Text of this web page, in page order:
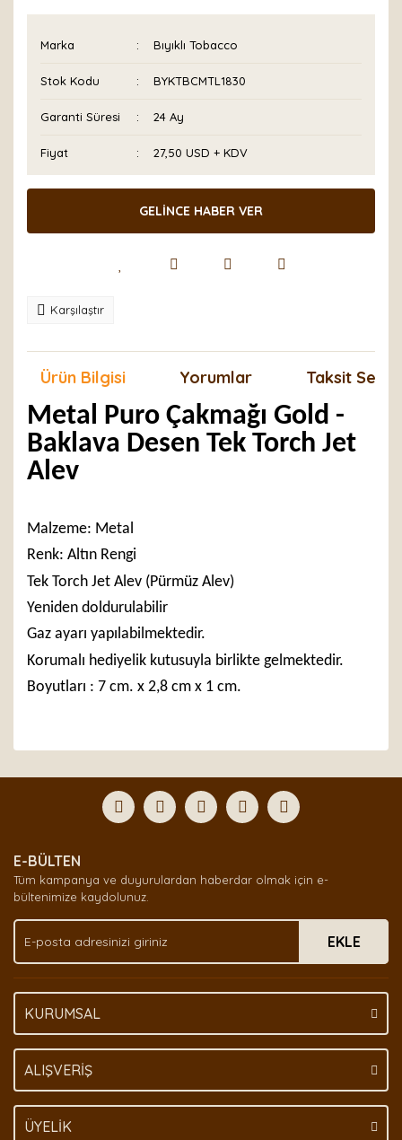
Marka Bıyıklı Tobacco
Stok Kodu BYKTBCMTL1830
Garanti Süresi 24 Ay
Fiyat 27,50 USD + KDV
GELİNCE HABER VER
Karşılaştır
Ürün Bilgisi Yorumlar Taksit
Metal Puro Çakmağı Gold -
Baklava Desen Tek Torch Jet
Alev
Malzeme: Metal
Renk: Altın Rengi
Tek Torch Jet Alev (Pürmüz Alev)
Yeniden doldurulabilir
Gaz ayarı yapılabilmektedir.
Korumalı hediyelik kutusuyla birlikte gelmektedir.
Boyutları : 7 cm. x 2,8 cm x 1 cm.
Yorum Yaz
formunu kullanarak tarafımıza iletebilirsiniz.
Görüş ve önerileriniz için teşekkür ederiz.
Ürün açıklamasında eksik bilgiler bulunuyor.
Ürün bilgilerinde hatalar bulunuyor.
Ürün fiyatı diğer sitelerden daha pahalı.
Bu ürüne benzer farklı alternatifler olmalı.
E-BÜLTEN
Tüm kampanya ve duyurulardan haberdar olmak için e-
bültenimize kaydolunuz.
EKLE
KURUMSAL
ALIŞVERİŞ
ÜYELİK